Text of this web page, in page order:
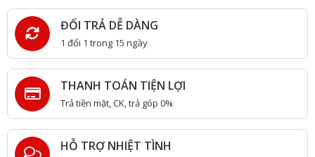
ĐỔI TRẢ DỄ DÀNG
1 đổi 1 trong 15 ngày
THANH TOÁN TIỆN LỢI
Trả tiền mặt, CK, trả góp 0%
HỖ TRỢ NHIỆT TÌNH